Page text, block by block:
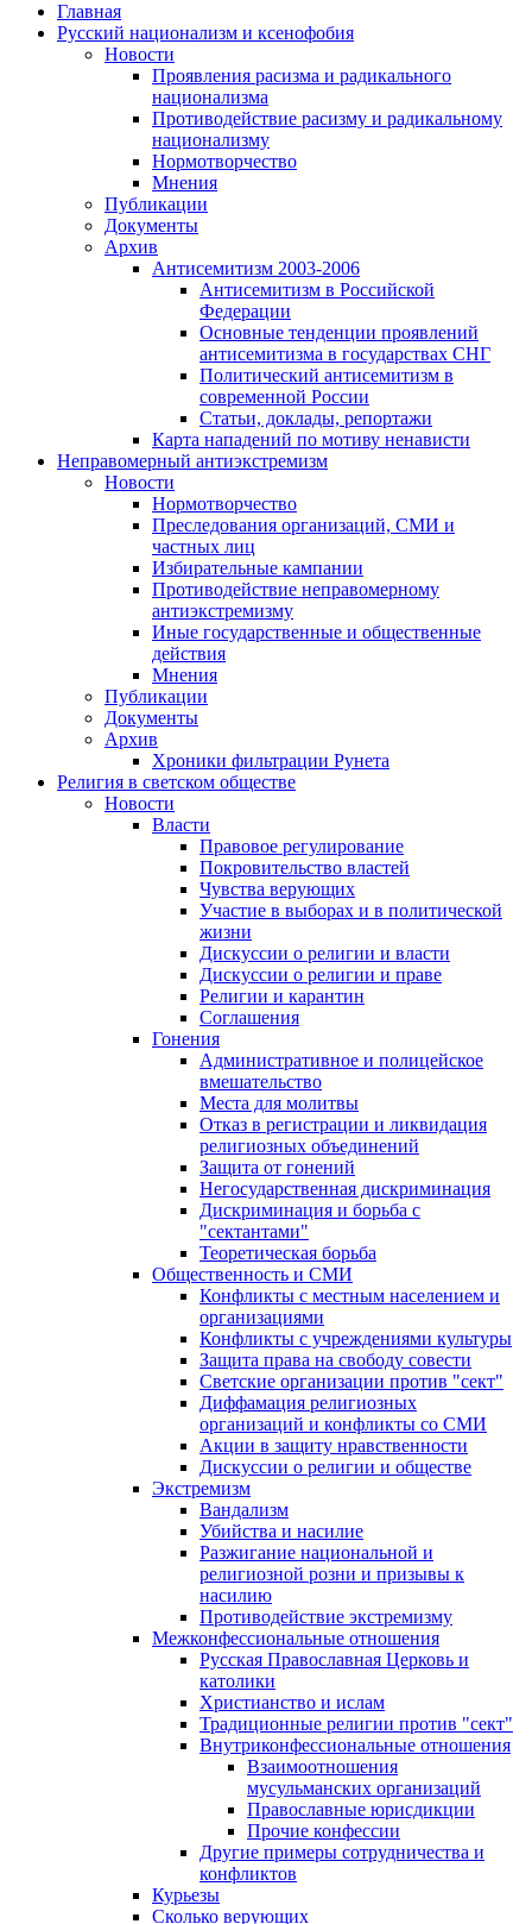
Главная
Русский национализм и ксенофобия
Новости
Проявления расизма и радикального
национализма
Противодействие расизму и радикальному
национализму
Нормотворчество
Мнения
Публикации
Документы
Архив
Антисемитизм 2003-2006
Антисемитизм в Российской
Федерации
Основные тенденции проявлений
антисемитизма в государствах СНГ
Политический антисемитизм в
современной России
Статьи, доклады, репортажи
Карта нападений по мотиву ненависти
Неправомерный антиэкстремизм
Новости
Нормотворчество
Преследования организаций, СМИ и
частных лиц
Избирательные кампании
Противодействие неправомерному
антиэкстремизму
Иные государственные и общественные
действия
Мнения
Публикации
Документы
Архив
Хроники фильтрации Рунета
Религия в светском обществе
Новости
Власти
Правовое регулирование
Покровительство властей
Чувства верующих
Участие в выборах и в политической
жизни
Дискуссии о религии и власти
Дискуссии о религии и праве
Религии и карантин
Соглашения
Гонения
Административное и полицейское
вмешательство
Места для молитвы
Отказ в регистрации и ликвидация
религиозных объединений
Защита от гонений
Негосударственная дискриминация
Дискриминация и борьба с
"сектантами"
Теоретическая борьба
Общественность и СМИ
Конфликты с местным населением и
организациями
Конфликты с учреждениями культуры
Защита права на свободу совести
Светские организации против "сект"
Диффамация религиозных
организаций и конфликты со СМИ
Акции в защиту нравственности
Дискуссии о религии и обществе
Экстремизм
Вандализм
Убийства и насилие
Разжигание национальной и
религиозной розни и призывы к
насилию
Противодействие экстремизму
Межконфессиональные отношения
Русская Православная Церковь и
католики
Христианство и ислам
Традиционные религии против "сект"
Внутриконфессиональные отношения
Взаимоотношения
мусульманских организаций
Православные юрисдикции
Прочие конфессии
Другие примеры сотрудничества и
конфликтов
Курьезы
Сколько верующих